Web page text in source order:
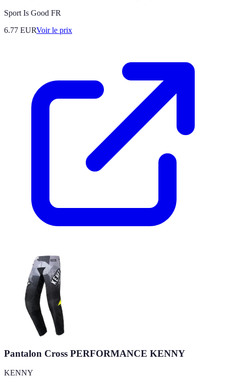
Sport Is Good FR
6.77 EURVoir le prix
Pantalon Cross PERFORMANCE KENNY
KENNY